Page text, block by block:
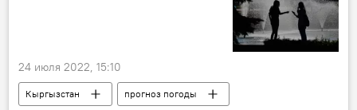
24 июля 2022, 15:10
Кыргызстан
прогноз погоды